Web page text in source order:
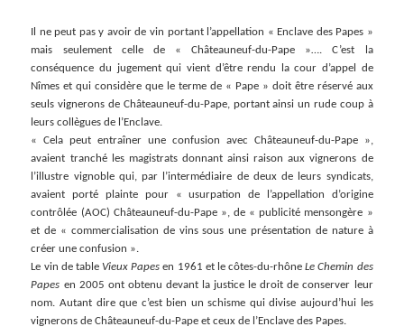
Il ne peut pas y avoir de vin portant l’appellation « Enclave des Papes »
mais seulement celle de « Châteauneuf-du-Pape »…. C’est la
conséquence du jugement qui vient d’être rendu la cour d’appel de
Nîmes et qui considère que le terme de « Pape » doit être réservé aux
seuls vignerons de Châteauneuf-du-Pape, portant ainsi un rude coup à
leurs collègues de l’Enclave.
« Cela peut entraîner une confusion avec Châteauneuf-du-Pape »,
avaient tranché les magistrats donnant ainsi raison aux vignerons de
l’illustre vignoble qui, par l’intermédiaire de deux de leurs syndicats,
avaient porté plainte pour « usurpation de l’appellation d’origine
contrôlée (AOC) Châteauneuf-du-Pape », de « publicité mensongère »
et de « commercialisation de vins sous une présentation de nature à
créer une confusion ».
Le vin de tableVieux Papes en 1961 et le côtes-du-rhôneLe Chemin des
Papes en 2005 ont obtenu devant la justice le droit de conserver leur
nom. Autant dire que c’est bien un schisme qui divise aujourd’hui les
vignerons de Châteauneuf-du-Pape et ceux de l’Enclave des Papes.